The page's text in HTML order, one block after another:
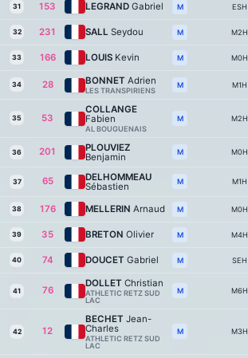
31 153 LEGRAND Gabriel M ESH
32 231 SALL Seydou M M2H
33 166 LOUIS Kevin M M0H
34 28 BONNET Adrien
LES TRANSPIRIENS
M M1H
35 53
COLLANGE
Fabien
AL BOUGUENAIS
M M2H
36 201
PLOUVIEZ
Benjamin
M M0H
37 65
DELHOMMEAU
Sébastien
M M1H
38 176 MELLERIN Arnaud M M0H
39 35 BRETON Olivier M M4H
40 74 DOUCET Gabriel M SEH
41 76
DOLLET Christian
ATHLETIC RETZ SUD
LAC
M M6H
42 12
BECHET Jean-
Charles
ATHLETIC RETZ SUD
LAC
M M3H